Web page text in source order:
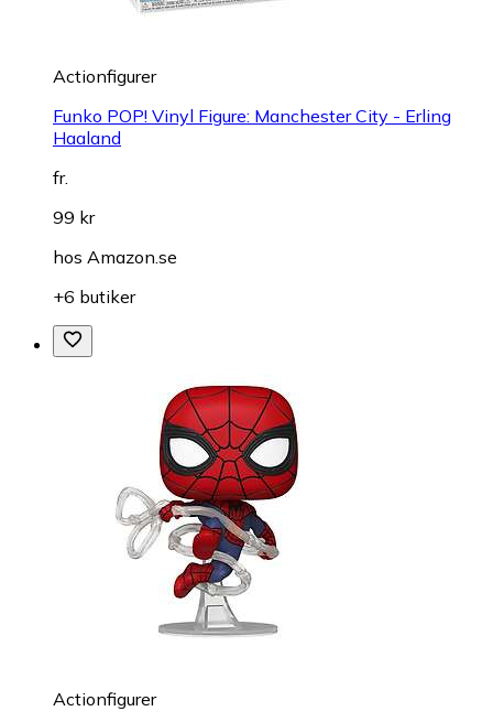
Actionfigurer
Funko POP! Vinyl Figure: Manchester City - Erling
Haaland
fr.
99 kr
hos Amazon.se
+6 butiker
Actionfigurer